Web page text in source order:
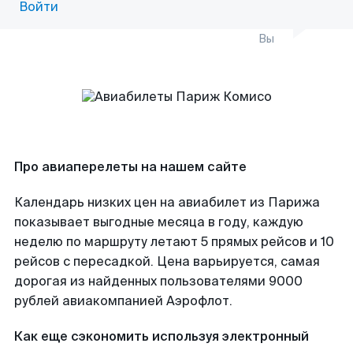
Войти
Вы
Про авиаперелеты на нашем сайте
Календарь низких цен на авиабилет из Парижа
показывает выгодные месяца в году, каждую
неделю по маршруту летают 5 прямых рейсов и 10
рейсов с пересадкой. Цена варьируется, самая
дорогая из найденных пользователями 9000
рублей авиакомпанией Аэрофлот.
Как еще сэкономить используя электронный